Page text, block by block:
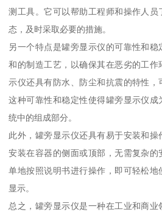
测工具。它可以帮助工程师和操作人
态，及时采取必要的措施。
另一个特点是罐旁显示仪的可靠性和
和的制造工艺，以确保其在恶劣的工作
示仪还具有防水、防尘和抗震的特性，
这种可靠性和稳定性使得罐旁显示仪
统中的组成部分。
此外，罐旁显示仪还具有易于安装和
安装在容器的侧面或顶部，无需复杂
单地按照说明书进行操作，即可轻松
显示。
总之，罐旁显示仪是一种在工业和商